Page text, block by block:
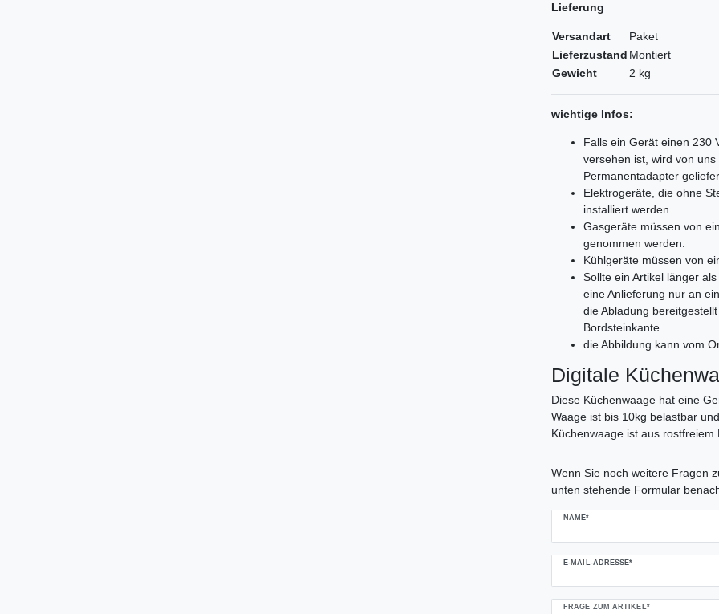
Lieferung
Versandart
Paket
Lieferzustand Montiert
Gewicht
2 kg
wichtige Infos:
Falls ein Gerät einen 230
versehen ist, wird von
Permanentadapter
Elektrogeräte, die ohne
installiert werden.
Gasgeräte müssen von
genommen werden.
Kühlgeräte müssen von
Sollte ein Artikel länger
eine Anlieferung nur an
die Abladung
Bordsteinkante.
die Abbildung kann vom
Digitale
Diese Küchenwaage hat eine
Waage ist bis 10kg belastbar
Küchenwaage ist aus
Wenn Sie noch weitere Fragen
unten stehende Formular
NAME*
E-MAIL-ADRESSE*
FRAGE ZUM ARTIKEL*